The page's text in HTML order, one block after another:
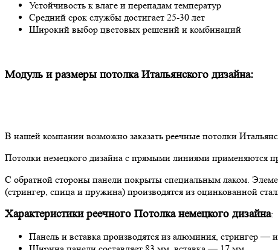
Устойчивость к влаге и перепадам температур
Средний срок службы достигает 25-30 лет
Широкий выбор цветовых решений и комбинаций
Модуль и размеры потолка Итальянского дизайна:
В нашей компании возможно заказать реечные потолки
Потолки немецкого дизайна с прямыми линиями применяются
С обратной стороны панели покрыты специальным лаком.
(стрингер, спица и пружина) производятся из оцинкованной
Характеристики реечного Потолка немецкого дизайна:
Панель и вставка производятся из алюминия, стрингер —